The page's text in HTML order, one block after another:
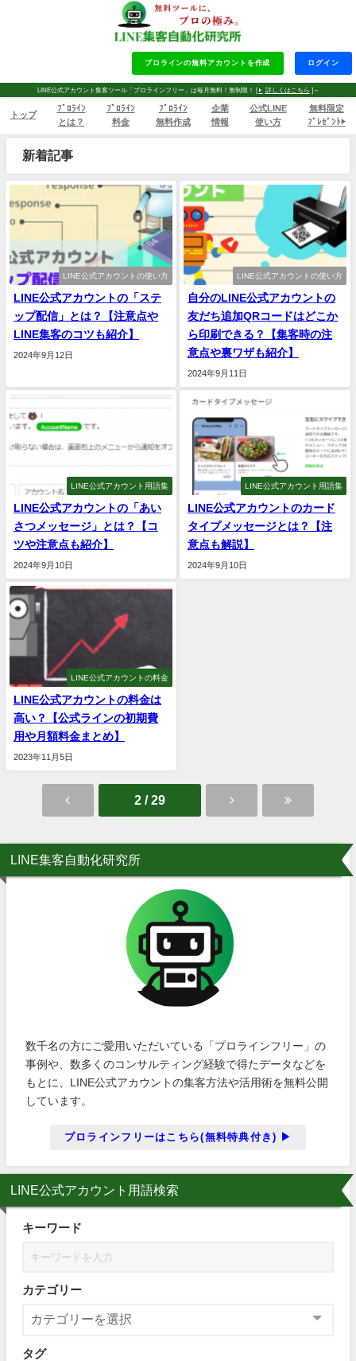
LINE公式アカウント集客ツール「プロラインフリー」は毎月無料！無制限！ [ 詳しくはこちら ]～
プロラインの無料アカウントを作成 ログイン
トップ
ﾌﾟﾛﾗｲﾝ
とは？
ﾌﾟﾛﾗｲﾝ
料金
ﾌﾟﾛﾗｲﾝ
無料作成
企業
情報
公式LINE
使い方
無料限定
ﾌﾟﾚｾﾞﾝﾄ▶
新着記事
LINE公式アカウントの使い方
LINE公式アカウントの「ステ
ップ配信」とは？【注意点や
LINE集客のコツも紹介】
2024年9月12日
LINE公式アカウントの使い方
自分のLINE公式アカウントの
友だち追加QRコードはどこか
ら印刷できる？【集客時の注
意点や裏ワザも紹介】
2024年9月11日
LINE公式アカウント用語集
LINE公式アカウントの「あい
さつメッセージ」とは？【コ
ツや注意点も紹介】
2024年9月10日
LINE公式アカウント用語集
LINE公式アカウントのカード
タイプメッセージとは？【注
意点も解説】
2024年9月10日
LINE公式アカウントの料金
LINE公式アカウントの料金は
高い？【公式ラインの初期費
用や月額料金まとめ】
2023年11月5日
2 / 29
LINE集客自動化研究所
数千名の方にご愛用いただいている「プロラインフリー」の
事例や、数多くのコンサルティング経験で得たデータなどを
もとに、LINE公式アカウントの集客方法や活用術を無料公開
しています。
プロラインフリーはこちら(無料特典付き) ▶
LINE公式アカウント用語検索
キーワード
カテゴリー
タグ